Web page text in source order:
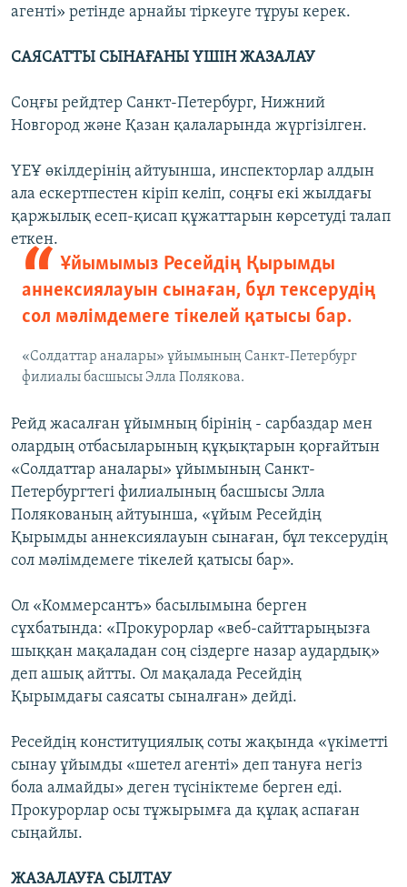
агенті» ретінде арнайы тіркеуге тұруы керек.
САЯСАТТЫ СЫНАҒАНЫ ҮШІН ЖАЗАЛАУ
Соңғы рейдтер Санкт-Петербург, Нижний
Новгород және Қазан қалаларында жүргізілген.
ҮЕҰ өкілдерінің айтуынша, инспекторлар алдын
ала ескертпестен кіріп келіп, соңғы екі жылдағы
қаржылық есеп-қисап құжаттарын көрсетуді талап
еткен.
Ұйымымыз Ресейдің Қырымды
аннексиялауын сынаған, бұл тексерудің
сол мәлімдемеге тікелей қатысы бар.
«Солдаттар аналары» ұйымының Санкт-Петербург
филиалы басшысы Элла Полякова.
Рейд жасалған ұйымның бірінің - сарбаздар мен
олардың отбасыларының құқықтарын қорғайтын
«Солдаттар аналары» ұйымының Санкт-
Петербургтегі филиалының басшысы Элла
Полякованың айтуынша, «ұйым Ресейдің
Қырымды аннексиялауын сынаған, бұл тексерудің
сол мәлімдемеге тікелей қатысы бар».
Ол «Коммерсантъ» басылымына берген
сұхбатында: «Прокурорлар «веб-сайттарыңызға
шыққан мақаладан соң сіздерге назар аудардық»
деп ашық айтты. Ол мақалада Ресейдің
Қырымдағы саясаты сыналған» дейді.
Ресейдің конституциялық соты жақында «үкіметті
сынау ұйымды «шетел агенті» деп тануға негіз
бола алмайды» деген түсініктеме берген еді.
Прокурорлар осы тұжырымға да құлақ аспаған
сыңайлы.
ЖАЗАЛАУҒА СЫЛТАУ